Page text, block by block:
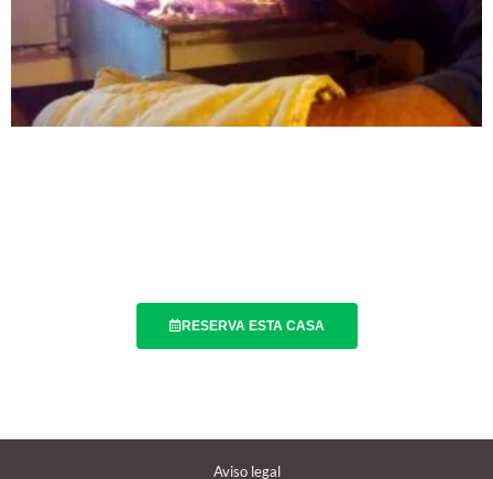
RESERVA ESTA CASA
Aviso legal